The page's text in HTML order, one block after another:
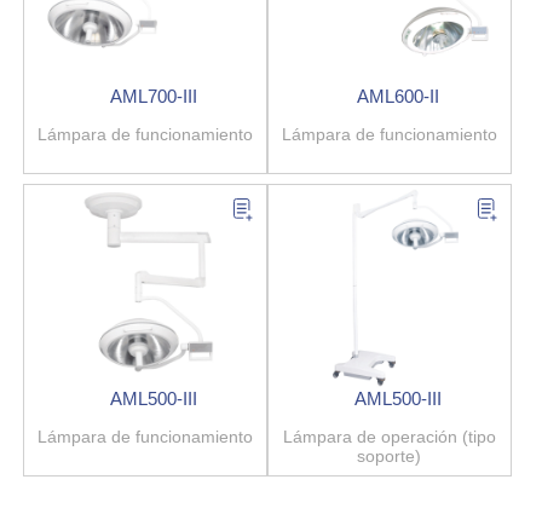
AML700-III
Lámpara de funcionamiento
AML600-II
Lámpara de funcionamiento
AML500-III
Lámpara de funcionamiento
AML500-III
Lámpara de operación (tipo
soporte)